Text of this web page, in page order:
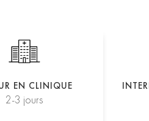
EN CLINIQUE
2-3 jours